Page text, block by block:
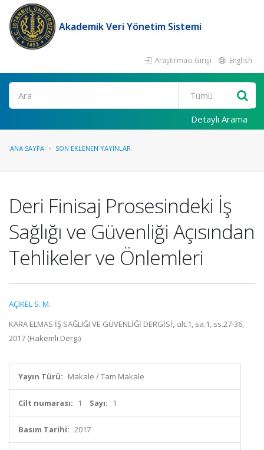
Akademik Veri Yönetim Sistemi
Araştırmacı Girişi English
Ara
Detaylı Arama
ANA SAYFA SON EKLENEN YAYINLAR
Deri Finisaj Prosesindeki İş
Sağlığı ve Güvenliği Açısından
Tehlikeler ve Önlemleri
AÇIKEL S. M.
KARA ELMAS İŞ SAĞLIĞI VE GÜVENLİĞİ DERGİSİ, cilt.1, sa.1, ss.27-36,
2017 (Hakemli Dergi)
Yayın Türü: Makale / Tam Makale
Cilt numarası: 1 Sayı: 1
Basım Tarihi: 2017